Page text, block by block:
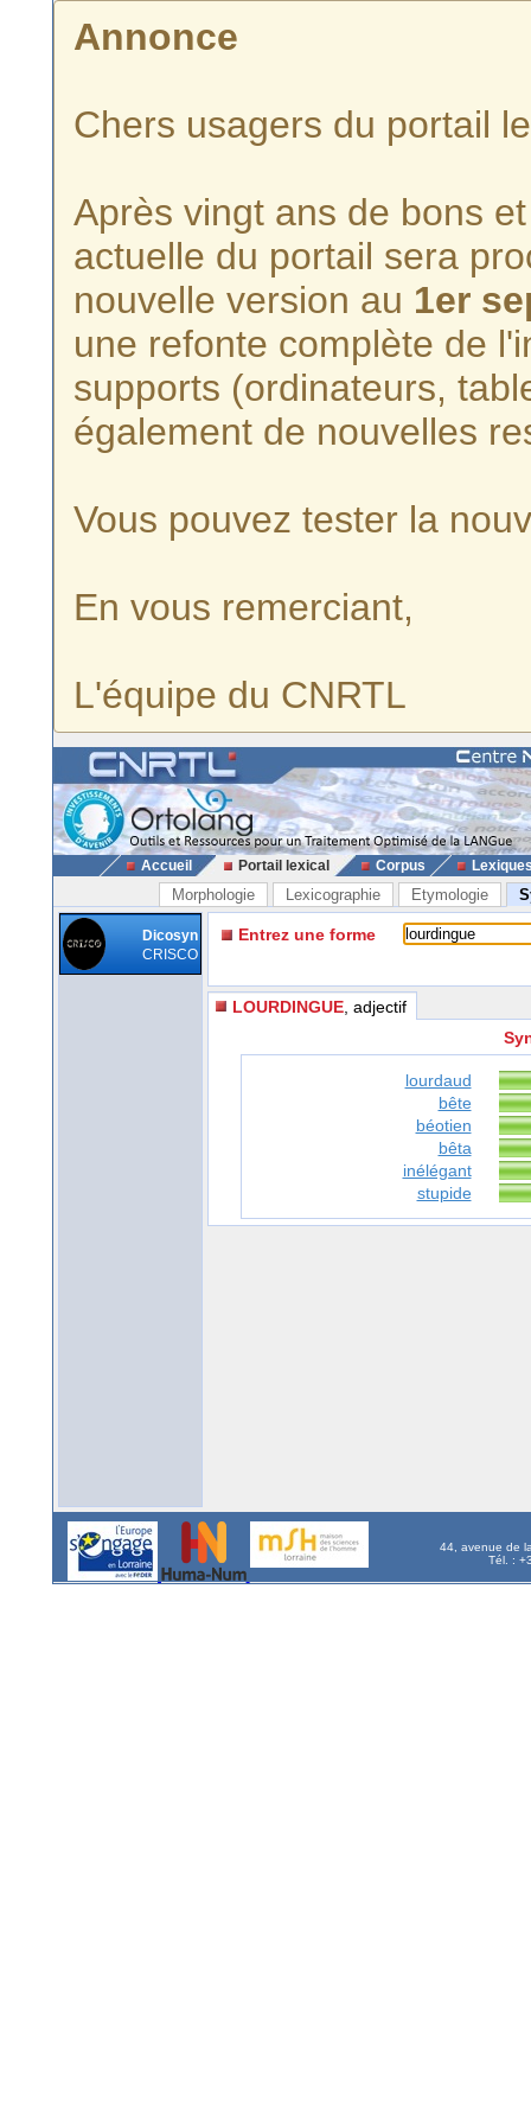
Annonce
Chers usagers du portail
Après vingt ans de bons
actuelle du portail sera
nouvelle version au 1er
une refonte complète de
supports (ordinateurs,
également de nouvelles
Vous pouvez tester la
En vous remerciant,
L'équipe du CNRTL
Accueil Portail lexical Corpus
Morphologie Lexicographie Etymologie
Dicosyn
CRISCO
Entrez une forme
LOURDINGUE , adjectif
lourdaud
bête
béotien
bêta
inélégant
stupide
44, avenue de
Tél. :